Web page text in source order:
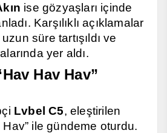
ise gözyaşları içinde
Karşılıklı açıklamalar
süre tartışıldı ve
yer aldı.
Hav Hav”
Lvbel C5, eleştirilen
Hav” ile gündeme oturdu.